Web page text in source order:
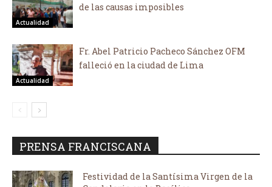
Actualidad
de las causas imposibles
Actualidad
Fr. Abel Patricio Pacheco Sánchez OFM
falleció en la ciudad de Lima
PRENSA FRANCISCANA
Festividad de la Santísima Virgen de la